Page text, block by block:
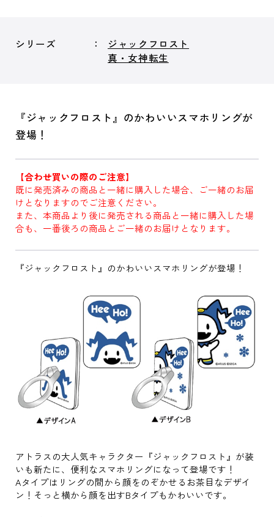
シリーズ
ジャックフロスト
真・女神転生
『ジャックフロスト』のかわいいスマホリングが
登場！
【合わせ買いの際のご注意】
既に発売済みの商品と一緒に購入した場合、ご一緒のお届
けとなりますのでご注意ください。
また、本商品より後に発売される商品と一緒に購入した場
合も、一番後ろの商品とご一緒のお届けとなります。
『ジャックフロスト』のかわいいスマホリングが登場！
アトラスの大人気キャラクター『ジャックフロスト』が装
いも新たに、便利なスマホリングになって登場です！
Aタイプはリングの間から顔をのぞかせるお茶目なデザイ
ン！そっと横から顔を出すBタイプもかわいいです。